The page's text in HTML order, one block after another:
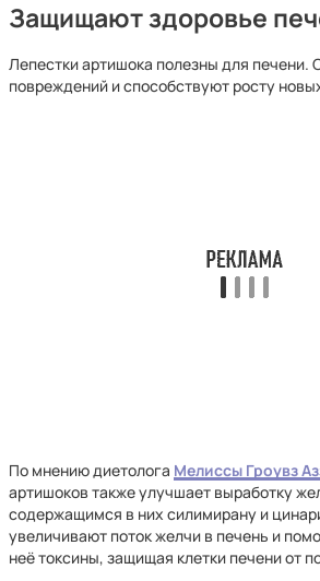
Защищают здоровье
Лепестки артишока полезны для печени.
повреждений и способствуют росту
По мнению диетолога Мелиссы Гроувз
артишоков также улучшает выработку
содержащимся в них силимирану и
увеличивают поток желчи в печень и
неё токсины, защищая клетки печени от